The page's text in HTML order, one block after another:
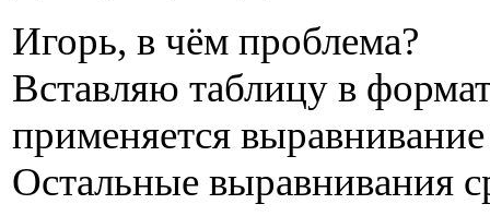
Игорь, в чём проблема?
Вставляю таблицу в
применяется
Остальные выравнивания